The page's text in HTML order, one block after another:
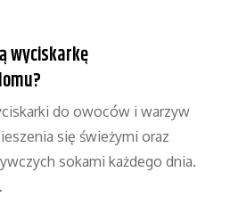
wyciskarkę
do owoców i warzyw
się świeżymi oraz
sokami każdego dnia.